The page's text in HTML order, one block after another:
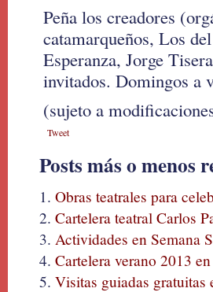
Peña los creadores
catamarqueños, Los
Esperanza, Jorge
invitados. Domingos a
(sujeto a
Tweet
Posts más o menos
Obras teatrales para
Cartelera teatral Carlos
Actividades en Semana
Cartelera verano 2013
Visitas guiadas gratuitas